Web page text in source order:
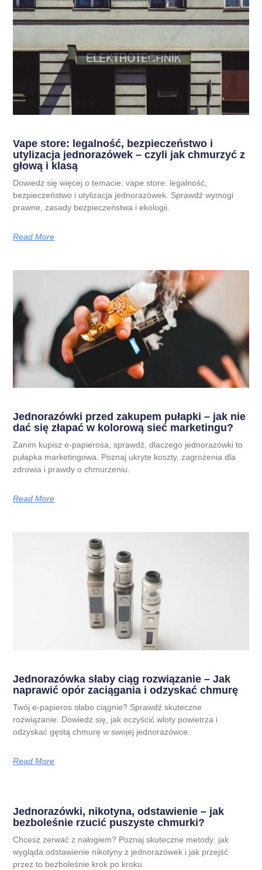
Vape store: legalność, bezpieczeństwo i
utylizacja jednorazówek – czyli jak chmurzyć z
głową i klasą
Dowiedz się więcej o temacie: vape store: legalność,
bezpieczeństwo i utylizacja jednorazówek. Sprawdź wymogi
prawne, zasady bezpieczeństwa i ekologii.
Read More
Jednorazówki przed zakupem pułapki – jak nie
dać się złapać w kolorową sieć marketingu?
Zanim kupisz e-papierosa, sprawdź, dlaczego jednorazówki to
pułapka marketingowa. Poznaj ukryte koszty, zagrożenia dla
zdrowia i prawdy o chmurzeniu.
Read More
Jednorazówka słaby ciąg rozwiązanie – Jak
naprawić opór zaciągania i odzyskać chmurę
Twój e-papieros słabo ciągnie? Sprawdź skuteczne
rozwiązanie. Dowiedz się, jak oczyścić wloty powietrza i
odzyskać gęstą chmurę w swojej jednorazówce.
Read More
Jednorazówki, nikotyna, odstawienie – jak
bezboleśnie rzucić puszyste chmurki?
Chcesz zerwać z nałogiem? Poznaj skuteczne metody: jak
wygląda odstawienie nikotyny z jednorazówek i jak przejść
przez to bezboleśnie krok po kroku.